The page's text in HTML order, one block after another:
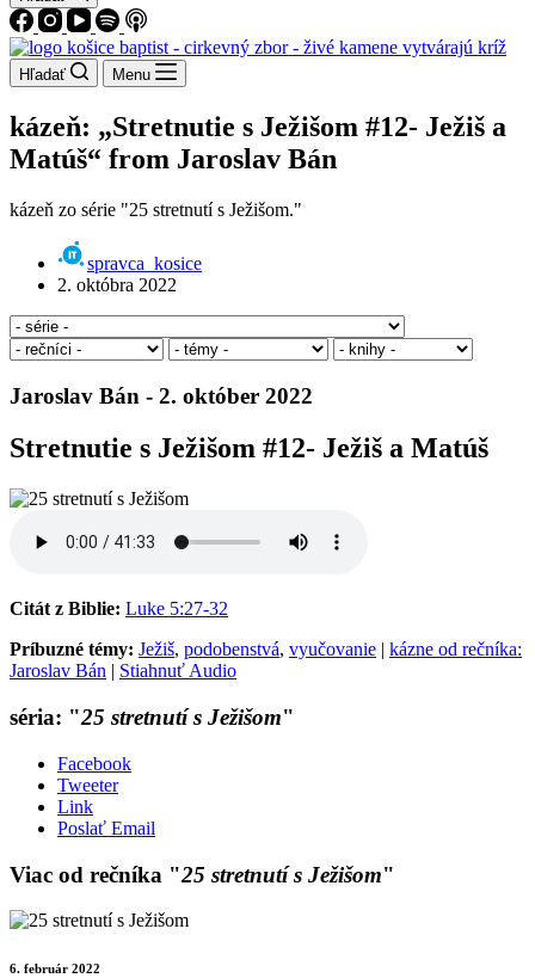
Hľadať Menu
kázeň: „Stretnutie s Ježišom #12- Ježiš a
Matúš“ from Jaroslav Bán
kázeň zo série "25 stretnutí s Ježišom."
spravca_kosice
2. októbra 2022
Jaroslav Bán - 2. október 2022
Stretnutie s Ježišom #12- Ježiš a Matúš
Citát z Biblie: Luke 5:27-32
Príbuzné témy: Ježiš, podobenstvá, vyučovanie | kázne od rečníka:
Jaroslav Bán | Stiahnuť Audio
séria: "25 stretnutí s Ježišom"
Facebook
Tweeter
Link
Poslať Email
Viac od rečníka "25 stretnutí s Ježišom"
6. február 2022